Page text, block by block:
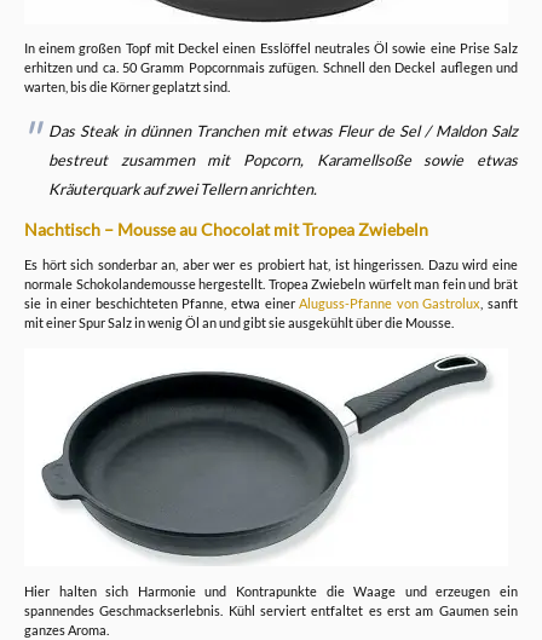
In einem großen Topf mit Deckel einen Esslöffel neutrales Öl sowie eine Prise Salz
erhitzen und ca. 50 Gramm Popcornmais zufügen. Schnell den Deckel auflegen und
warten, bis die Körner geplatzt sind.
Das Steak in dünnen Tranchen mit etwas Fleur de Sel / Maldon Salz
bestreut zusammen mit Popcorn, Karamellsoße sowie etwas
Kräuterquark auf zwei Tellern anrichten.
Nachtisch – Mousse au Chocolat mit Tropea Zwiebeln
Es hört sich sonderbar an, aber wer es probiert hat, ist hingerissen. Dazu wird eine
normale Schokolandemousse hergestellt. Tropea Zwiebeln würfelt man fein und brät
sie in einer beschichteten Pfanne, etwa einerAluguss-Pfanne von Gastrolux , sanft
mit einer Spur Salz in wenig Öl an und gibt sie ausgekühlt über die Mousse.
Hier halten sich Harmonie und Kontrapunkte die Waage und erzeugen ein
spannendes Geschmackserlebnis. Kühl serviert entfaltet es erst am Gaumen sein
ganzes Aroma.